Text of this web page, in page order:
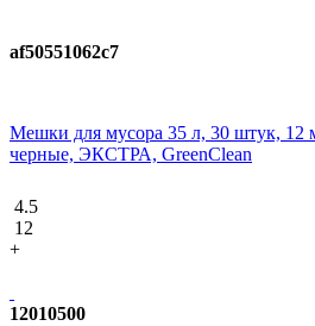
af50551062c7
Мешки для мусора 35 л, 30 штук,
черные, ЭКСТРА, GreenClean
4.5
12
+
12010500